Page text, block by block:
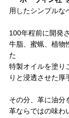
用したシンプルな
100年程前に開発
牛脂、蜜蝋、植物
た
特製オイルを塗り
りと浸透させた厚
その分、革に油分
革ならではの味わ